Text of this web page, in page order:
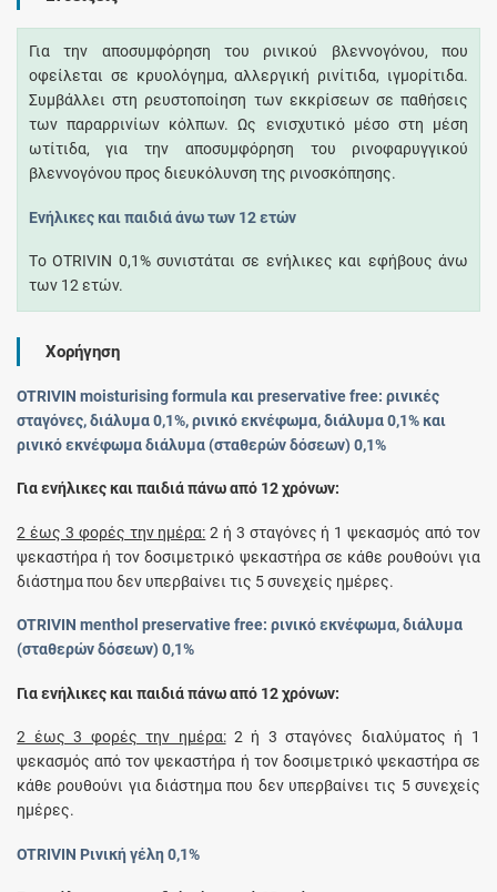
Για την αποσυμφόρηση του ρινικού βλεννογόνου, που
οφείλεται σε κρυολόγημα, αλλεργική ρινίτιδα, ιγμορίτιδα.
Συμβάλλει στη ρευστοποίηση των εκκρίσεων σε παθήσεις
των παραρρινίων κόλπων. Ως ενισχυτικό μέσο στη μέση
ωτίτιδα, για την αποσυμφόρηση του ρινοφαρυγγικού
βλεννογόνου προς διευκόλυνση της ρινοσκόπησης.
Ενήλικες και παιδιά άνω των 12 ετών
Τo OTRIVIN 0,1% συνιστάται σε ενήλικες και εφήβους άνω
των 12 ετών.
Χορήγηση
OTRIVIN moisturising formula και preservative free: ρινικές
σταγόνες, διάλυμα 0,1%, ρινικό εκνέφωμα, διάλυμα 0,1% και
ρινικό εκνέφωμα διάλυμα (σταθερών δόσεων) 0,1%
Για ενήλικες και παιδιά πάνω από 12 χρόνων:
2 έως 3 φορές την ημέρα: 2 ή 3 σταγόνες ή 1 ψεκασμός από τον
ψεκαστήρα ή τον δοσιμετρικό ψεκαστήρα σε κάθε ρουθούνι για
διάστημα που δεν υπερβαίνει τις 5 συνεχείς ημέρες.
OTRIVIN menthol preservative free: ρινικό εκνέφωμα, διάλυμα
(σταθερών δόσεων) 0,1%
Για ενήλικες και παιδιά πάνω από 12 χρόνων:
2 έως 3 φορές την ημέρα:2 ή 3 σταγόνες διαλύματος ή 1
ψεκασμός από τον ψεκαστήρα ή τον δοσιμετρικό ψεκαστήρα σε
κάθε ρουθούνι για διάστημα που δεν υπερβαίνει τις 5 συνεχείς
ημέρες.
OTRIVIN Ρινική γέλη 0,1%